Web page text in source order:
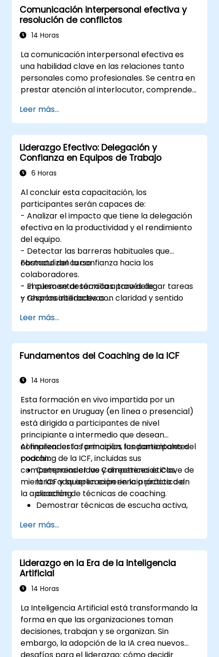
para construir confianza.
Comunicación interpersonal efectiva y
resolución de conflictos
14 Horas
La comunicación interpersonal efectiva es
una habilidad clave en las relaciones tanto
personales como profesionales. Se centra en
prestar atención al interlocutor, comprender
dice. Utilizar mensajes claros y sencillos para
evitar malentendidos, comprendiendo y
valorando los sentimientos, necesidades y
puntos de vista de otras personas. La
comunicación efectiva implica expresar
pensamientos y emociones de manera
demás, siendo consciente de las diferencias
culturales que permiten evitar malentendidos
derivados de la comunicación intercultural. La
comunicación interpersonal efectiva es
fundamental para construir relaciones
duraderas, resolver problemas, fomentar el
trabajo en equipo y lograr el éxito tanto en la
vida profesional como personal. Es una
habilidad que vale la pena seguir
desarrollando y perfeccionando.
Leer más...
Liderazgo Efectivo: Delegación y
Confianza en Equipos de Trabajo
6 Horas
Al concluir esta capacitación, los
participantes serán capaces de:
- Analizar el impacto que tiene la delegación
efectiva en la productividad y el rendimiento
del equipo.
- Detectar las barreras habituales que
obstaculizan la confianza hacia los
colaboradores.
- Implementar técnicas para delegar tareas
y responsabilidades con claridad y sentido
- Mejorar la comunicación y el seguimiento sin
caer en la microgestión.
- Crear entornos de confianza y
responsabilidad (accountability) dentro de
Formato del curso
- El curso se desarrolla a través de:
- Charlas interactivas
- Dinámicas grupales
- Análisis de casos
- Simulaciones de liderazgo
- Actividades prácticas vinculadas al entorno
inmediata en el contexto profesional de los
participantes.
Leer más...
Fundamentos del Coaching de la ICF
14 Horas
Esta formación en vivo impartida por un
instructor en Uruguay (en línea o presencial)
está dirigida a participantes de nivel
principiante a intermedio que desean
comprender los principios fundamentales del
coaching de la ICF, incluidas sus
competencias clave y directrices éticas,
mientras adquieren experiencia práctica en
la aplicación de técnicas de coaching.
Al finalizar esta formación, los participantes
podrán:
Comprender las Competencias Clave de
la ICF y su aplicación en la práctica del
coaching.
Demostrar técnicas de escucha activa,
objetivos.
Facilitar conversaciones de coaching
significativas y transformadoras.
Cumplir con el Código de Ética de la ICF
en las intervenciones profesionales de
coaching.
personalizado, alineado con los principios
de la ICF.
Leer más...
Liderazgo en la Era de la Inteligencia
Artificial
14 Horas
La Inteligencia Artificial está transformando la
forma en que las organizaciones toman
decisiones, trabajan y se organizan. Sin
embargo, la adopción de la IA crea nuevos
desafíos para el liderazgo: cómo decidir